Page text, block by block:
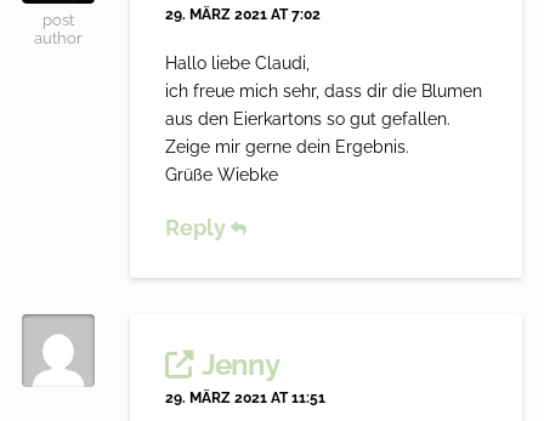
post
author
29. MÄRZ 2021 AT 7:02
Hallo liebe Claudi,
ich freue mich sehr, dass dir die Blumen
aus den Eierkartons so gut gefallen.
Zeige mir gerne dein Ergebnis.
Grüße Wiebke
Reply
Jenny
29. MÄRZ 2021 AT 11:51